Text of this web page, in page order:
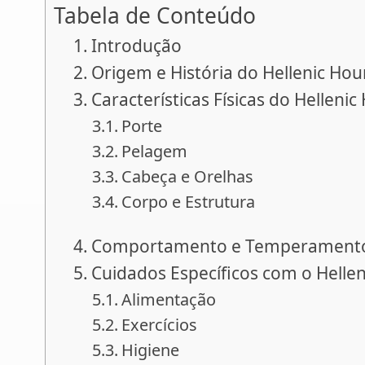
Tabela de Conteúdo
Introdução
Origem e História do Hellenic
Características Físicas do Hellenic
Porte
Pelagem
Cabeça e Orelhas
Corpo e Estrutura
Comportamento e
Cuidados Específicos com o
Alimentação
Exercícios
Higiene